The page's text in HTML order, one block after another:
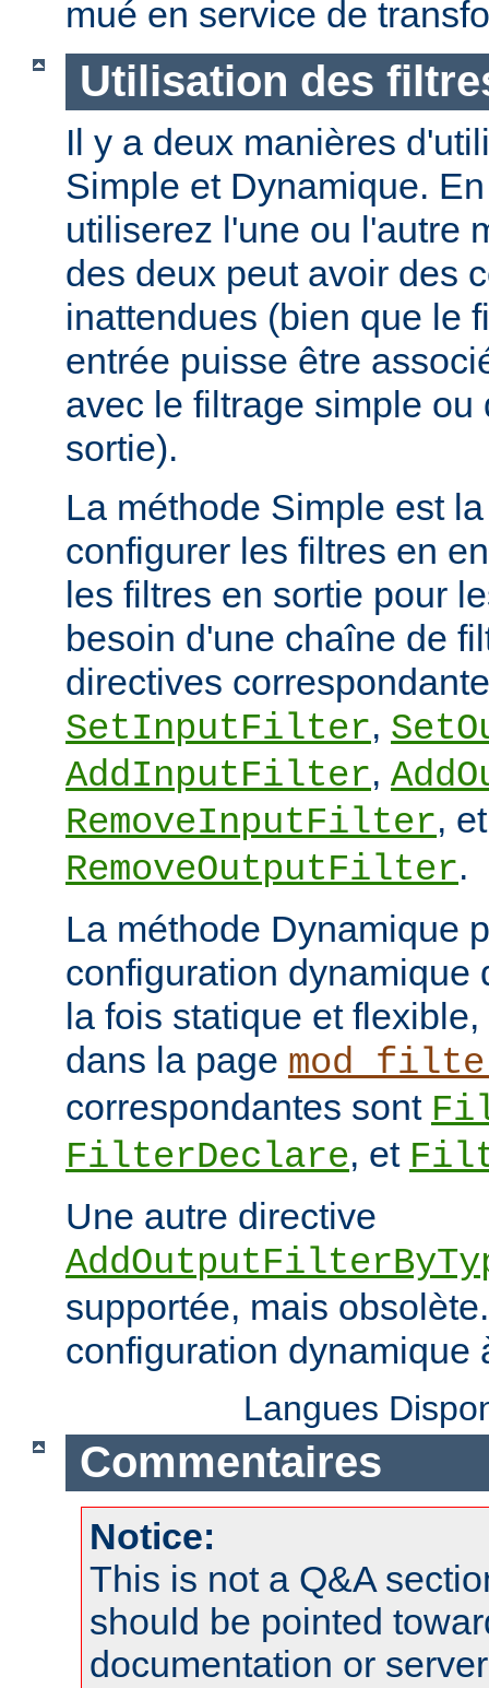
mué en service de
Utilisation des
Il y a deux manières
Simple et Dynamique.
utiliserez l'une ou l'autre
des deux peut avoir des
inattendues (bien que le
entrée puisse être
avec le filtrage simple ou
sortie).
La méthode Simple est
configurer les filtres en
les filtres en sortie pour
besoin d'une chaîne de
directives
SetInputFilter,
AddInputFilter,
RemoveInputFilter, et
RemoveOutputFilter.
La méthode Dynamique
configuration dynamique
la fois statique et
dans la page
correspondantes sont
FilterDeclare, et
Une autre directive
supportée, mais
configuration dynamique
Langues
Commentaires
Notice:
This is not a Q&A
should be pointed
documentation or